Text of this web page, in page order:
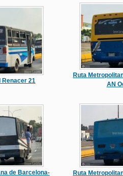
Renacer 21
Ruta
AN
de Barcelona- Ruta